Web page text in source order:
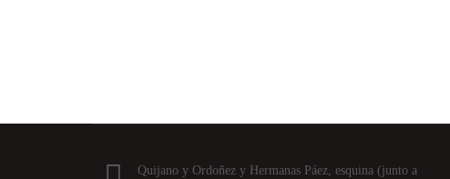
Quijano y Ordoñez y Hermanas Páez, esquina (junto a